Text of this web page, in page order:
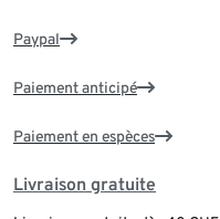
Paypal
Paiement anticipé
Paiement en espèces
Livraison gratuite